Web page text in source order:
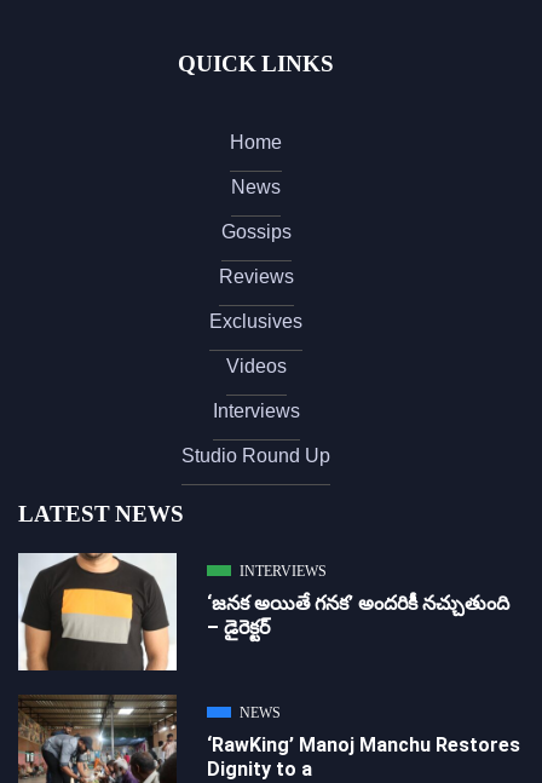
QUICK LINKS
Home
News
Gossips
Reviews
Exclusives
Videos
Interviews
Studio Round Up
LATEST NEWS
INTERVIEWS
‘జ‌న‌క అయితే గ‌న‌క‌’ అందరికీ నచ్చుతుంది
– డైరెక్ట‌ర్
NEWS
‘RawKing’ Manoj Manchu Restores
Dignity to a